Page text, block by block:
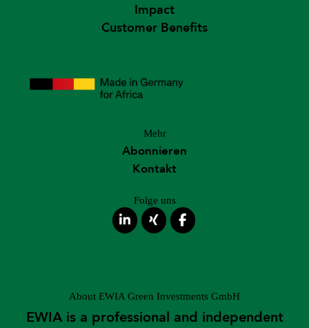
Impact
Customer Benefits
Mehr
Abonnieren
Kontakt
Folge uns
About EWIA Green Investments GmbH
EWIA is a professional and independent